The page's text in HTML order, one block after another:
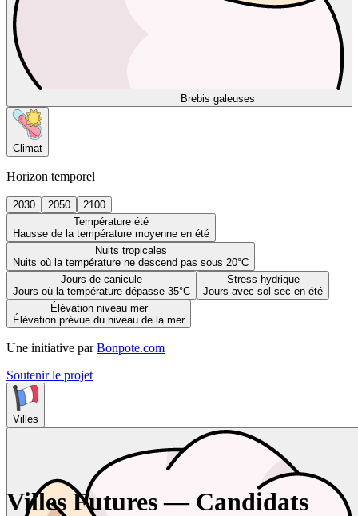
Brebis galeuses
Climat
Horizon temporel
2030 2050
2100
Température été
Hausse de la température moyenne en été
Nuits tropicales
Nuits où la température ne descend pas sous 20°C
Jours de canicule
Jours où la température dépasse 35°C
Stress hydrique
Jours avec sol sec en été
Élévation niveau mer
Élévation prévue du niveau de la mer
Une initiative par Bonpote.com
Soutenir le projet
Villes
Villes Futures — Candidats